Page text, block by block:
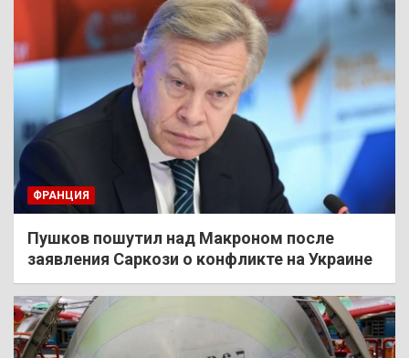
ФРАНЦИЯ
Пушков пошутил над Макроном после
заявления Саркози о конфликте на Украине